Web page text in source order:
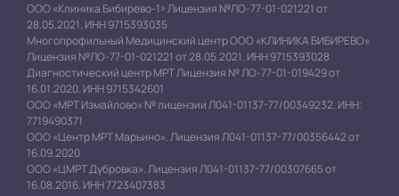
ООО «Клиника Бибирево-1» Лицензия №ЛО-77-01-021221 от
28.05.2021. ИНН 9715393035
Многопрофильный Медицинский центр ООО «КЛИНИКА БИБИРЕВО»
Лицензия №ЛО-77-01-021221 от 28.05.2021. ИНН 9715393028
Диагностический центр МРТ Лицензия № ЛО-77-01-019429 от
16.01.2020. ИНН 9715342601
ООО «МРТ Измайлово» № лицензии Л041-01137-77/00349232. ИНН:
7719490371
ООО «Центр МРТ Марьино». Лицензия Л041-01137-77/00356442 от
16.09.2020
ООО «ЦМРТ Дубровка». Лицензия Л041-01137-77/00307665 от
16.08.2016. ИНН 7723407383